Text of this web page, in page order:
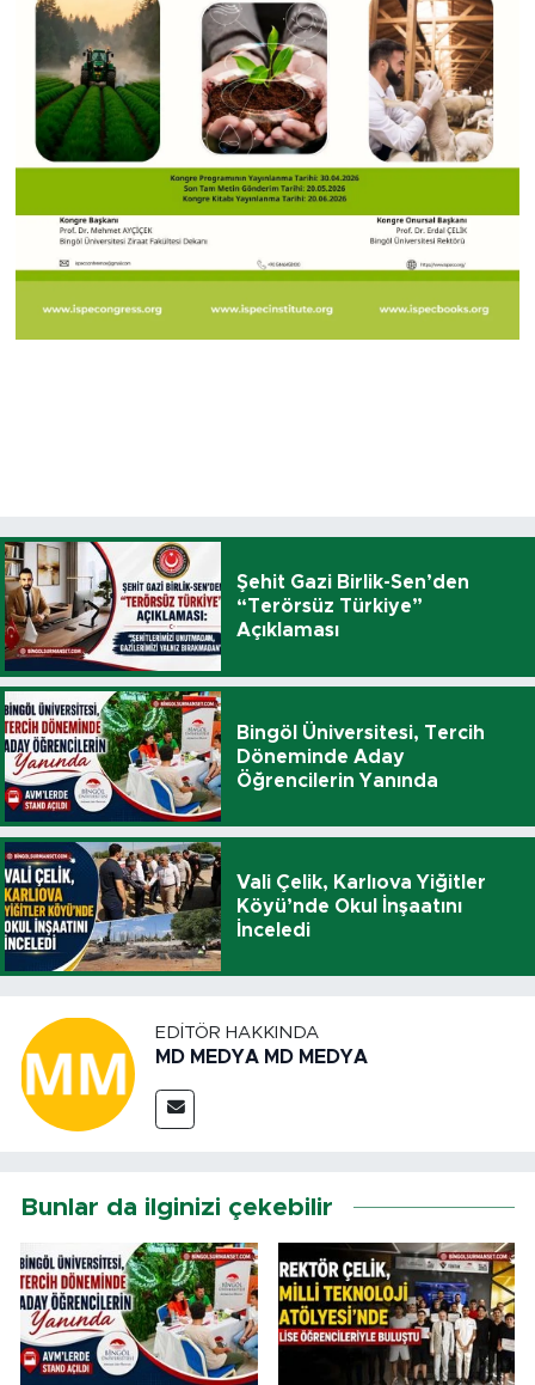
Şehit Gazi Birlik-Sen’den
“Terörsüz Türkiye”
Açıklaması
Bingöl Üniversitesi, Tercih
Döneminde Aday
Öğrencilerin Yanında
Vali Çelik, Karlıova Yiğitler
Köyü’nde Okul İnşaatını
İnceledi
EDITÖR HAKKINDA
MD MEDYA MD MEDYA
Bunlar da ilginizi çekebilir